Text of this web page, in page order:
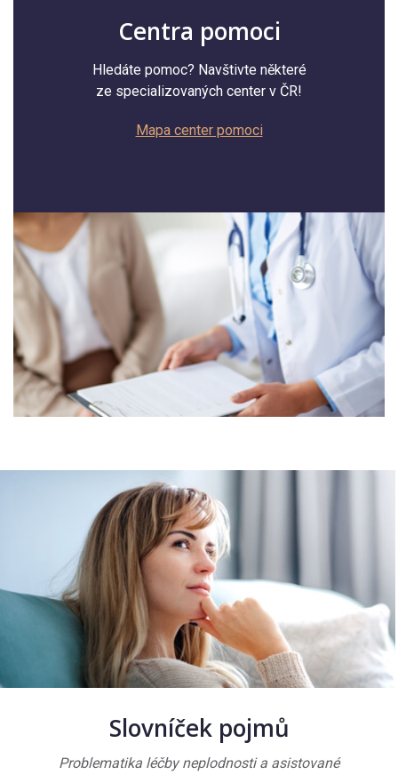
Centra pomoci
Hledáte pomoc? Navštivte některé
ze specializovaných center v ČR!
Mapa center pomoci
Slovníček pojmů
Problematika léčby neplodnosti a asistované